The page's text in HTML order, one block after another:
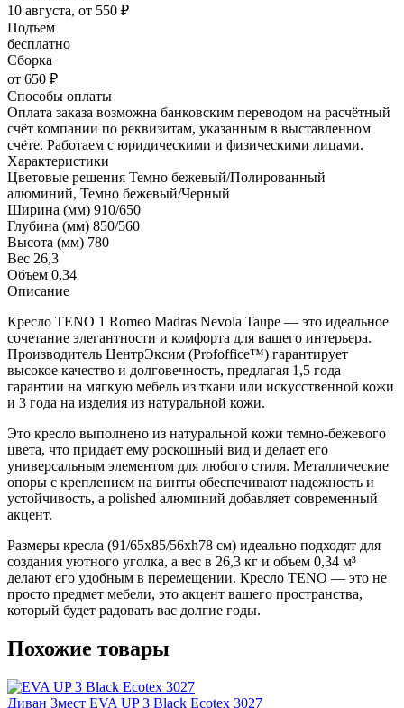
10 августа, от 550 ₽
Подъем
бесплатно
Сборка
от 650 ₽
Способы оплаты
Оплата заказа возможна банковским переводом на расчётный
счёт компании по реквизитам, указанным в выставленном
счёте. Работаем с юридическими и физическими лицами.
Характеристики
Цветовые решения Темно бежевый/Полированный
алюминий, Темно бежевый/Черный
Ширина (мм) 910/650
Глубина (мм) 850/560
Высота (мм) 780
Вес 26,3
Объем 0,34
Описание
Кресло TENO 1 Romeo Madras Nevola Taupe — это идеальное
сочетание элегантности и комфорта для вашего интерьера.
Производитель ЦентрЭксим (Profoffice™) гарантирует
высокое качество и долговечность, предлагая 1,5 года
гарантии на мягкую мебель из ткани или искусственной кожи
и 3 года на изделия из натуральной кожи.
Это кресло выполнено из натуральной кожи темно-бежевого
цвета, что придает ему роскошный вид и делает его
универсальным элементом для любого стиля. Металлические
опоры с креплением на винты обеспечивают надежность и
устойчивость, а polished алюминий добавляет современный
акцент.
Размеры кресла (91/65х85/56хh78 см) идеально подходят для
создания уютного уголка, а вес в 26,3 кг и объем 0,34 м³
делают его удобным в перемещении. Кресло TENO — это не
просто предмет мебели, это акцент вашего пространства,
который будет радовать вас долгие годы.
Похожие товары
Диван 3мест EVA UP 3 Black Ecotex 3027